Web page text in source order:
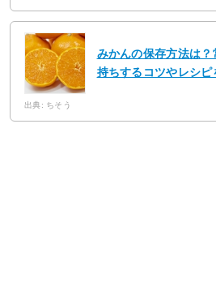
みかんの保存方法は？
持ちするコツやレシピ
出典: ちそう